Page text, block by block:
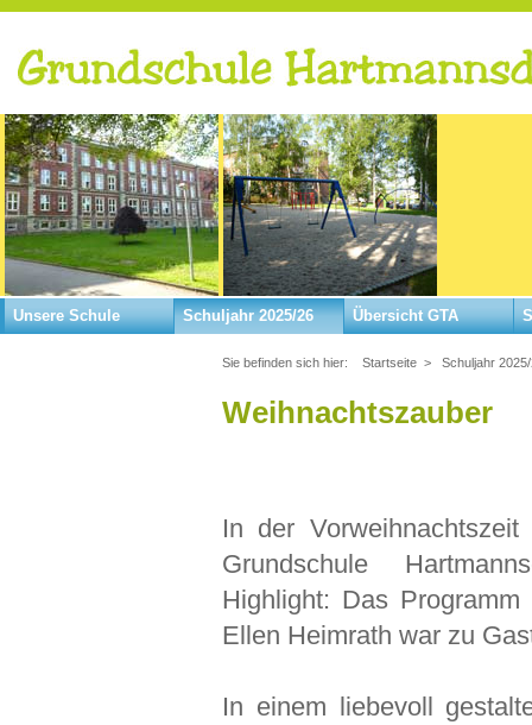
Unsere Schule Schuljahr 2025/26 Übersicht GTA
Sie befinden sich hier: Startseite > Schuljahr
Weihnachtszauber
In der
Grundschule
Highlight: Das Programm
Ellen Heimrath war zu
In einem liebevoll